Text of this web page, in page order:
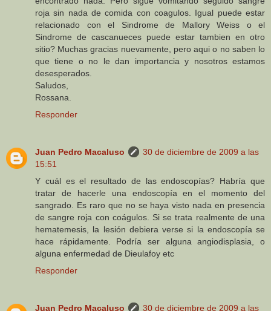
roja sin nada de comida con coagulos. Igual puede estar
relacionado con el Sindrome de Mallory Weiss o el
Sindrome de cascanueces puede estar tambien en otro
sitio? Muchas gracias nuevamente, pero aqui o no saben lo
que tiene o no le dan importancia y nosotros estamos
desesperados.
Saludos,
Rossana.
Responder
Juan Pedro Macaluso
30 de diciembre de 2009 a las
15:51
Y cuál es el resultado de las endoscopías? Habría que
tratar de hacerle una endoscopía en el momento del
sangrado. Es raro que no se haya visto nada en presencia
de sangre roja con coágulos. Si se trata realmente de una
hematemesis, la lesión debiera verse si la endoscopía se
hace rápidamente. Podría ser alguna angiodisplasia, o
alguna enfermedad de Dieulafoy etc
Responder
Juan Pedro Macaluso 30 de diciembre de 2009 a las